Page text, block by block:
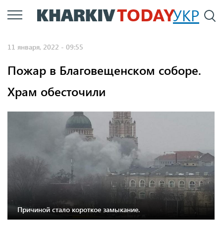
Перейти
к
УКР
11 января, 2022 - 09:55
Пожар в Благовещенском соборе.
Храм обесточили
Причиной стало короткое замыкание.